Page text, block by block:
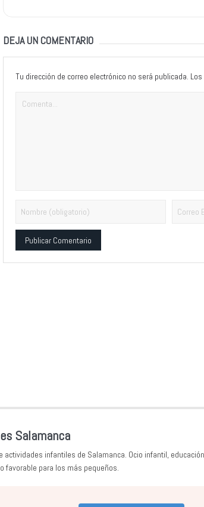
DEJA UN COMENTARIO
Tu dirección de correo electrónico no será publicada.
Salamanca
actividades infantiles de Salamanca. Ocio infantil,
favorable para los más pequeños.